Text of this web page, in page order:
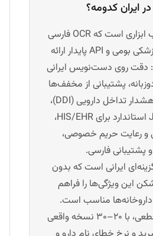
بهترین انتخاب ابزاری است که OCR فارسی
دقیق، NLP پزشکی بومی و API پایدار ارائه
دقت روی دست‌نویس ایرانی
پشتیبانی از مخفف‌ها
و دوز فارسی، هشدار تداخل دارویی (DDI)،
خروجی JSON استاندارد برای HIS/EHR،
و رعایت حریم خصوصی،
فارسی.
ایرانی است که بدون
این ویژگی‌ها را فراهم
داروخانه‌ها مناسب است.
برای انتخاب قطعی، با ۲۰–۳۰ نسخه واقعی